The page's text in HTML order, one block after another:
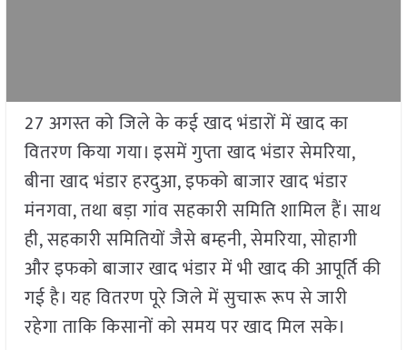
27 अगस्त को जिले के कई खाद भंडारों में खाद का
वितरण किया गया। इसमें गुप्ता खाद भंडार सेमरिया,
बीना खाद भंडार हरदुआ, इफको बाजार खाद भंडार
मंनगवा, तथा बड़ा गांव सहकारी समिति शामिल हैं। साथ
ही, सहकारी समितियों जैसे बम्हनी, सेमरिया, सोहागी
और इफको बाजार खाद भंडार में भी खाद की आपूर्ति की
गई है। यह वितरण पूरे जिले में सुचारू रूप से जारी
रहेगा ताकि किसानों को समय पर खाद मिल सके।